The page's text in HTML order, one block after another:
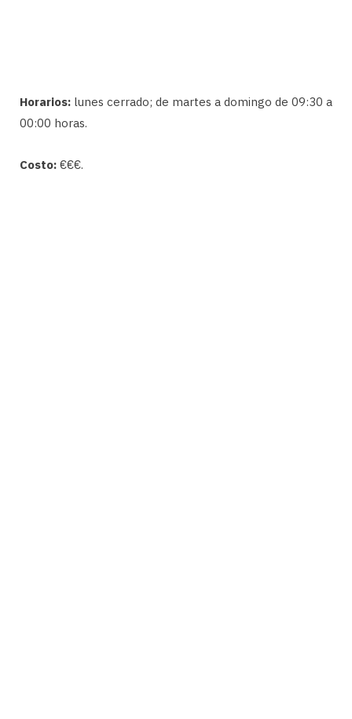
Horarios: lunes cerrado; de martes a domingo de 09:30 a
00:00 horas.
Costo: €€€.